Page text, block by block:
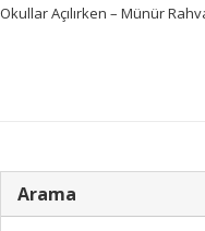
Okullar Açılırken – Münür
Arama